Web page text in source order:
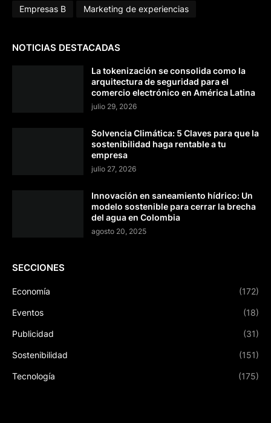
Empresas B
Marketing de experiencias
NOTICIAS DESTACADAS
La tokenización se consolida como la
arquitectura de seguridad para el
comercio electrónico en América Latina
julio 29, 2026
Solvencia Climática: 5 Claves para que la
sostenibilidad haga rentable a tu
empresa
julio 27, 2026
Innovación en saneamiento hídrico: Un
modelo sostenible para cerrar la brecha
del agua en Colombia
agosto 20, 2025
SECCIONES
Economía (172)
Eventos (18)
Publicidad (31)
Sostenibilidad (151)
Tecnología (175)